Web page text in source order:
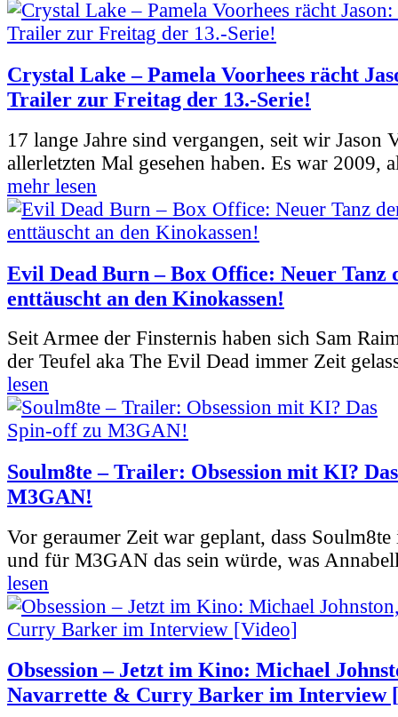
Crystal Lake – Pamela Voorhees rächt
Trailer zur Freitag der 13.-Serie!
17 lange Jahre sind vergangen, seit wir Jason
allerletzten Mal gesehen haben. Es war 2009,
mehr lesen
Evil Dead Burn – Box Office: Neuer Tanz
enttäuscht an den Kinokassen!
Seit Armee der Finsternis haben sich Sam
der Teufel aka The Evil Dead immer Zeit
lesen
Soulm8te – Trailer: Obsession mit KI?
M3GAN!
Vor geraumer Zeit war geplant, dass
und für M3GAN das sein würde, was
lesen
Obsession – Jetzt im Kino: Michael
Navarrette & Curry Barker im Interview